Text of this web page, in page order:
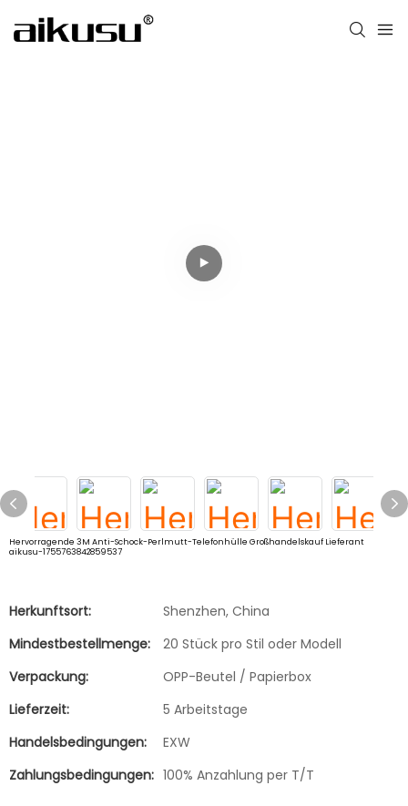
Hervorragende 3M Anti-Schock-Perlmutt-Telefonhülle Großhandelskauf Lieferant
aikusu-1755763842859537
Herkunftsort:
Shenzhen, China
Mindestbestellmenge:
20 Stück pro Stil oder Modell
Verpackung:
OPP-Beutel / Papierbox
Lieferzeit:
5 Arbeitstage
Handelsbedingungen:
EXW
Zahlungsbedingungen: 100% Anzahlung per T/T